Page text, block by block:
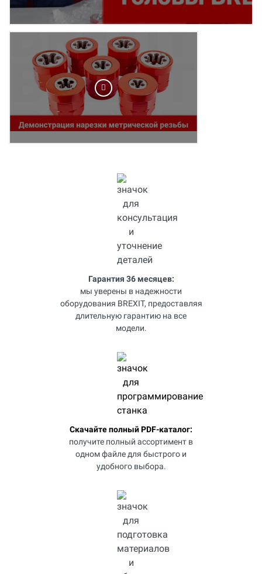
Гарантия 36 месяцев:
мы уверены в надежности
оборудования BREXIT, предоставляя
длительную гарантию на все
модели.
Скачайте полный PDF-каталог:
получите полный ассортимент в
одном файле для быстрого и
удобного выбора.